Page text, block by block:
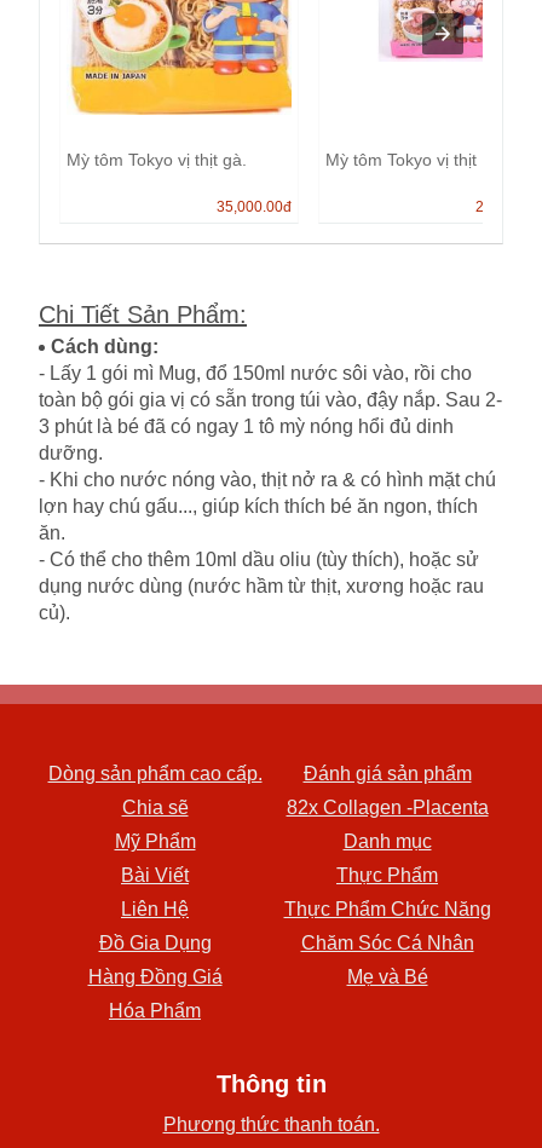
Mỳ tôm Tokyo vị thịt gà.
35,000.00đ
Mỳ tôm Tokyo vị thịt
25,000.00
Chi Tiết Sản Phẩm:
Cách dùng:
- Lấy 1 gói mì Mug, đổ 150ml nước sôi vào, rồi cho
toàn bộ gói gia vị có sẵn trong túi vào, đậy nắp. Sau 2-
3 phút là bé đã có ngay 1 tô mỳ nóng hổi đủ dinh
dưỡng.
- Khi cho nước nóng vào, thịt nở ra & có hình mặt chú
lợn hay chú gấu..., giúp kích thích bé ăn ngon, thích
ăn.
- Có thể cho thêm 10ml dầu oliu (tùy thích), hoặc sử
dụng nước dùng (nước hầm từ thịt, xương hoặc rau
củ).
Dòng sản phẩm cao cấp.
Đánh giá sản phẩm
Chia sẽ
82x Collagen -Placenta
Mỹ Phẩm
Danh mục
Bài Viết
Thực Phẩm
Liên Hệ
Thực Phẩm Chức Năng
Đồ Gia Dụng
Chăm Sóc Cá Nhân
Hàng Đồng Giá
Mẹ và Bé
Hóa Phẩm
Thông tin
Phương thức thanh toán.